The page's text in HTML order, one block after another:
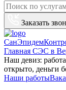
Заказать
Главная СЭС в
Наш девиз:
открыто, деньги
Наши работы